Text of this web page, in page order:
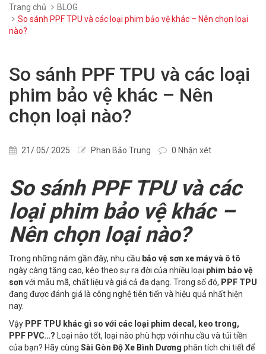
Trang chủ
BLOG
So sánh PPF TPU và các loại phim bảo vệ khác – Nên chọn loại
nào?
So sánh PPF TPU và các loại
phim bảo vệ khác – Nên
chọn loại nào?
21/ 05/ 2025 Phan Bảo Trung 0 Nhận xét
So sánh PPF TPU và các
loại phim bảo vệ khác –
Nên chọn loại nào?
Trong những năm gần đây, nhu cầu bảo vệ sơn xe máy và ô tô
ngày càng tăng cao, kéo theo sự ra đời của nhiều loại phim bảo vệ
sơn với mẫu mã, chất liệu và giá cả đa dạng. Trong số đó, PPF TPU
đang được đánh giá là công nghệ tiên tiến và hiệu quả nhất hiện
nay.
Vậy PPF TPU khác gì so với các loại phim decal, keo trong,
PPF PVC…? Loại nào tốt, loại nào phù hợp với nhu cầu và túi tiền
của bạn? Hãy cùng Sài Gòn Độ Xe Bình Dương phân tích chi tiết để